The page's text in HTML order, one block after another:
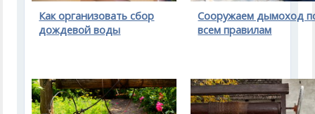
Как организовать сбор
дождевой воды
Сооружаем дымоход
всем правилам